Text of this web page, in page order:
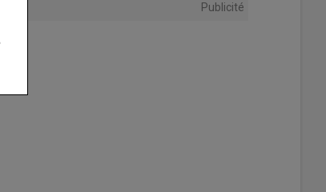
Publicité